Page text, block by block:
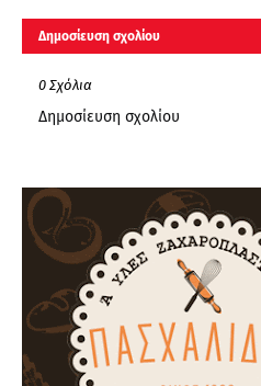
Δημοσίευση σχολίου
0 Σχόλια
Δημοσίευση σχολίου